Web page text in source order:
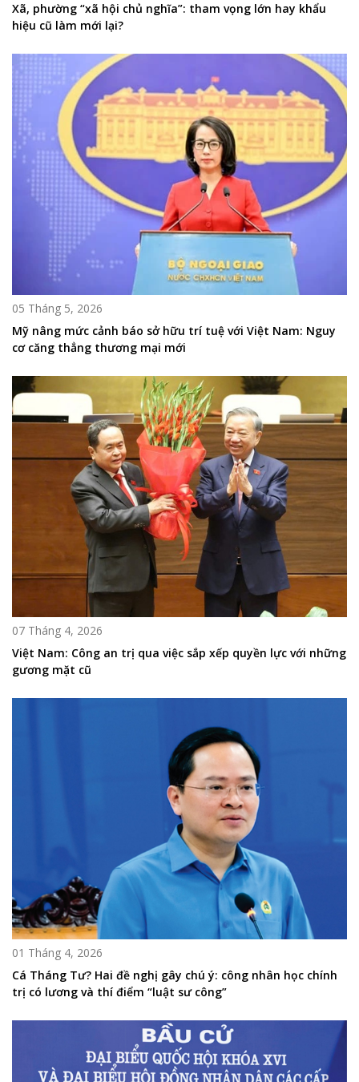
Xã, phường “xã hội chủ nghĩa”: tham vọng lớn hay khẩu
hiệu cũ làm mới lại?
05 Tháng 5, 2026
Mỹ nâng mức cảnh báo sở hữu trí tuệ với Việt Nam: Nguy
cơ căng thẳng thương mại mới
07 Tháng 4, 2026
Việt Nam: Công an trị qua việc sắp xếp quyền lực với những
gương mặt cũ
01 Tháng 4, 2026
Cá Tháng Tư? Hai đề nghị gây chú ý: công nhân học chính
trị có lương và thí điểm “luật sư công”